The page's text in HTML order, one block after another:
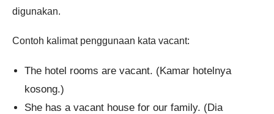
digunakan.
Contoh kalimat penggunaan kata vacant:
The hotel rooms are vacant. (Kamar hotelnya
kosong.)
She has a vacant house for our family. (Dia